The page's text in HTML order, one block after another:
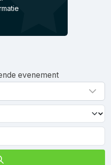
evenement